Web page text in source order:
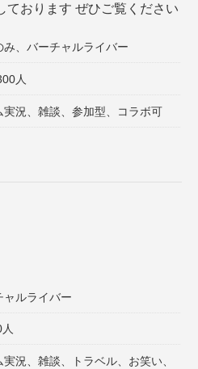
ております ぜひご覧ください
み、バーチャルライバー
人
実況、雑談、参加型、コラボ可
ャルライバー
実況、雑談、トラベル、お笑い、